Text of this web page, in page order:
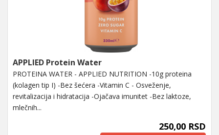
APPLIED Protein Water
PROTEINA WATER - APPLIED NUTRITION -10g proteina
(kolagen tip I) -Bez šećera -Vitamin C - Osveženje,
revitalizacija i hidratacija -Ojačava imunitet -Bez laktoze,
mlečnih...
250,00 RSD